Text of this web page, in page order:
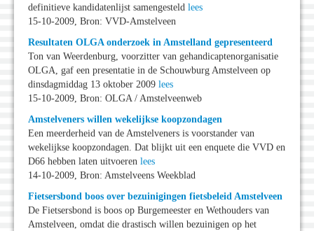
definitieve kandidatenlijst samengesteld lees
15-10-2009, Bron: VVD-Amstelveen
Resultaten OLGA onderzoek in Amstelland gepresenteerd
Ton van Weerdenburg, voorzitter van gehandicaptenorganisatie
OLGA, gaf een presentatie in de Schouwburg Amstelveen op
dinsdagmiddag 13 oktober 2009 lees
15-10-2009, Bron: OLGA / Amstelveenweb
Amstelveners willen wekelijkse koopzondagen
Een meerderheid van de Amstelveners is voorstander van
wekelijkse koopzondagen. Dat blijkt uit een enquete die VVD en
D66 hebben laten uitvoeren lees
14-10-2009, Bron: Amstelveens Weekblad
Fietsersbond boos over bezuinigingen fietsbeleid Amstelveen
De Fietsersbond is boos op Burgemeester en Wethouders van
Amstelveen, omdat die drastisch willen bezuinigen op het